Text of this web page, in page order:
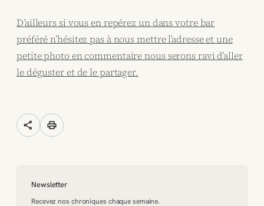
D’ailleurs si vous en repérez un dans votre bar
préféré n’hésitez pas à nous mettre l’adresse et une
petite photo en commentaire nous serons ravi d’aller
le déguster et de le partager.
share print
Newsletter
Recevez nos chroniques chaque semaine.